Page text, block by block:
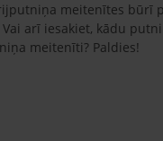
meitenītes būrī
arī iesakiet, kādu
meitenīti? Paldies!